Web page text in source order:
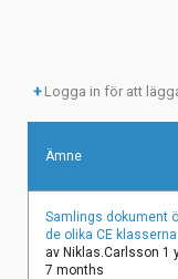
Logga in för att
Ämne
Vanligt
ämne
Samlings dokument
de olika CE klasserna
av Niklas.Carlsson 1
7 months